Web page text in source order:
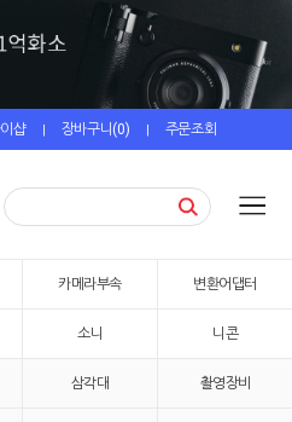
샵 | 장바구니(0) | 주문조회
카메라부속 변환어댑터
소니 니콘
삼각대 촬영장비